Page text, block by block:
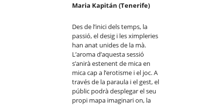
Maria Kapitán (Tenerife)
Des de l’inici dels temps, la
passió, el desig i les ximpleries
han anat unides de la mà.
L’aroma d’aquesta sessió
s’anirà estenent de mica en
mica cap a l’erotisme i el joc. A
través de la paraula i el gest, el
públic podrà desplegar el seu
propi mapa imaginari on, la